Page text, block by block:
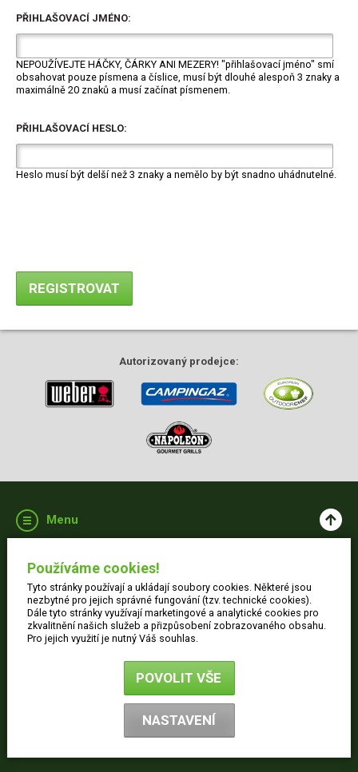
PŘIHLAŠOVACÍ JMÉNO:
NEPOUŽÍVEJTE HÁČKY, ČÁRKY ANI MEZERY! "přihlašovací jméno" smí
obsahovat pouze písmena a číslice, musí být dlouhé alespoň 3 znaky a
maximálně 20 znaků a musí začínat písmenem.
PŘIHLAŠOVACÍ HESLO:
Heslo musí být delší než 3 znaky a nemělo by být snadno uhádnutelné.
Autorizovaný prodejce:
Menu
Skladem
Videa
Kontakt
Vše o nákupu
Dodací informace
Ochrana osobních údajů
Používáme cookies!
Tyto stránky používají a ukládají soubory cookies. Některé jsou
nezbytné pro jejich správné fungování (tzv. technické cookies).
Dále tyto stránky využívají marketingové a analytické cookies pro
zkvalitnění našich služeb a přizpůsobení zobrazovaného obsahu.
Pro jejich využití je nutný Váš souhlas.
POVOLIT VŠE
NASTAVENÍ